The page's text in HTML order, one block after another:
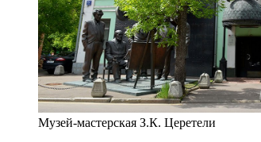
Музей-мастерская З.К. Церетели